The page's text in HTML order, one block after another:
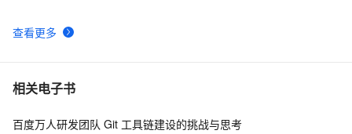
查看更多
相关电子书
百度万人研发团队 Git 工具链建设的挑战与思考